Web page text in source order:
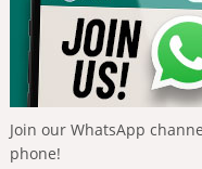
Join our WhatsApp
phone!